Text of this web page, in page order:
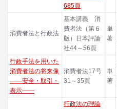
685頁
消費者法と行政法
基本講義 消
費者法（第６
版）日本評論
社44～56頁
単
著
行政手法を用いた
消費者法の将来像
――安全・取引・
表示――
消費者法17号
31～35頁
単
著
行政法の理論